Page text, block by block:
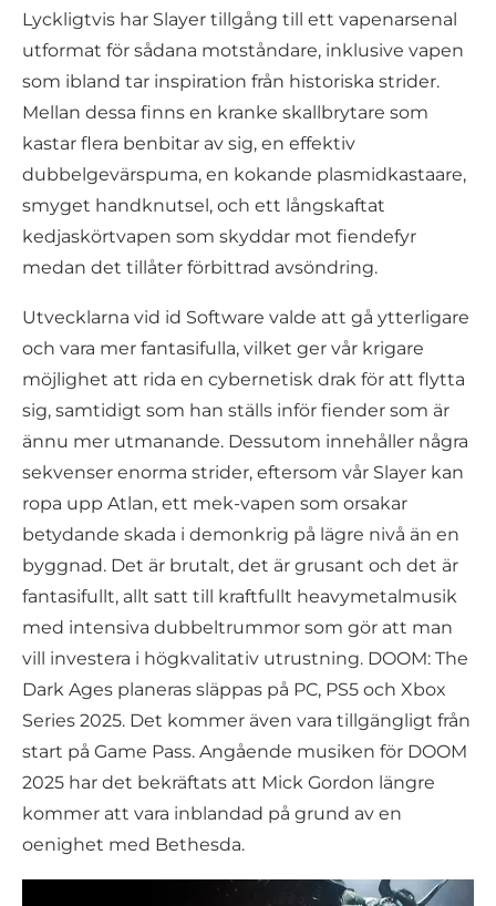
Lyckligtvis har Slayer tillgång till ett vapenarsenal
utformat för sådana motståndare, inklusive vapen
som ibland tar inspiration från historiska strider.
Mellan dessa finns en kranke skallbrytare som
kastar flera benbitar av sig, en effektiv
dubbelgevärspuma, en kokande plasmidkastaare,
smyget handknutsel, och ett långskaftat
kedjaskörtvapen som skyddar mot fiendefyr
medan det tillåter förbittrad avsöndring.
Utvecklarna vid id Software valde att gå ytterligare
och vara mer fantasifulla, vilket ger vår krigare
möjlighet att rida en cybernetisk drak för att flytta
sig, samtidigt som han ställs inför fiender som är
ännu mer utmanande. Dessutom innehåller några
sekvenser enorma strider, eftersom vår Slayer kan
ropa upp Atlan, ett mek-vapen som orsakar
betydande skada i demonkrig på lägre nivå än en
byggnad. Det är brutalt, det är grusant och det är
fantasifullt, allt satt till kraftfullt heavymetalmusik
med intensiva dubbeltrummor som gör att man
vill investera i högkvalitativ utrustning. DOOM: The
Dark Ages planeras släppas på PC, PS5 och Xbox
Series 2025. Det kommer även vara tillgängligt från
start på Game Pass. Angående musiken för DOOM
2025 har det bekräftats att Mick Gordon längre
kommer att vara inblandad på grund av en
oenighet med Bethesda.